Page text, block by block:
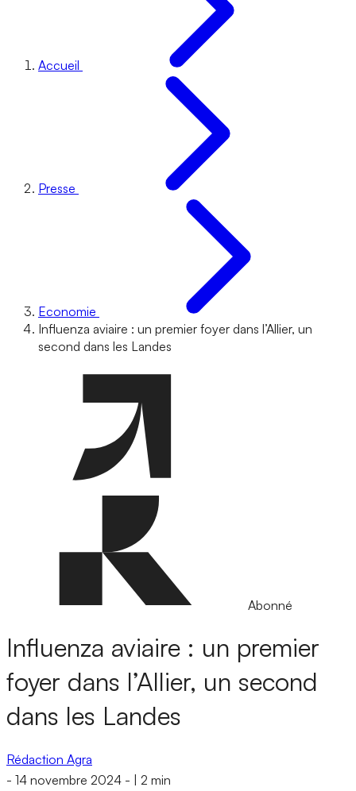
Accueil
Presse
Economie
Influenza aviaire : un premier foyer dans l’Allier, un
second dans les Landes
Abonné
Influenza aviaire : un premier
foyer dans l’Allier, un second
dans les Landes
Rédaction Agra
- 14 novembre 2024 - 2 min